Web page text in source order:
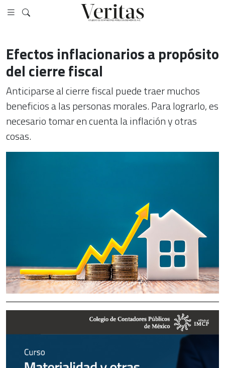
Efectos inflacionarios a propósito
del cierre fiscal
Anticiparse al cierre fiscal puede traer muchos
beneficios a las personas morales. Para lograrlo, es
necesario tomar en cuenta la inflación y otras
cosas.